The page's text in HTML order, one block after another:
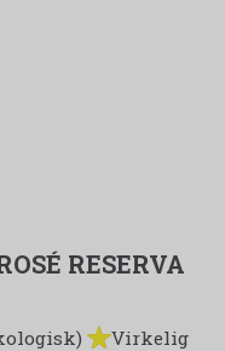
RESERVA
Virkelig